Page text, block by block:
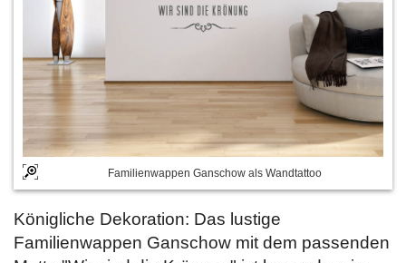
Familienwappen Ganschow als Wandtattoo
Königliche Dekoration: Das lustige
Familienwappen Ganschow mit dem passenden